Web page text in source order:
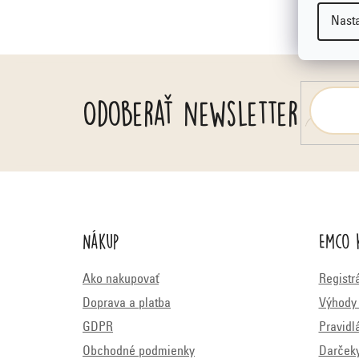
Odoberať newsletter
Nákup
Ako nakupovať
Doprava a platba
GDPR
Obchodné podmienky
Emco